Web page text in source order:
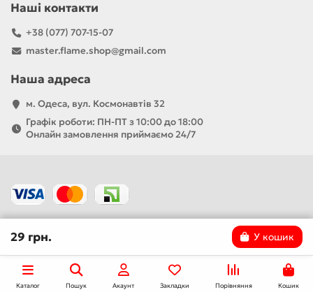
Наші контакти
+38 (077) 707-15-07
master.flame.shop@gmail.com
Наша адреса
м. Одеса, вул. Космонавтів 32
Графік роботи: ПН-ПТ з 10:00 до 18:00
Онлайн замовлення приймаємо 24/7
29 грн. У кошик
Каталог Пошук Акаунт Закладки Порівняння Кошик